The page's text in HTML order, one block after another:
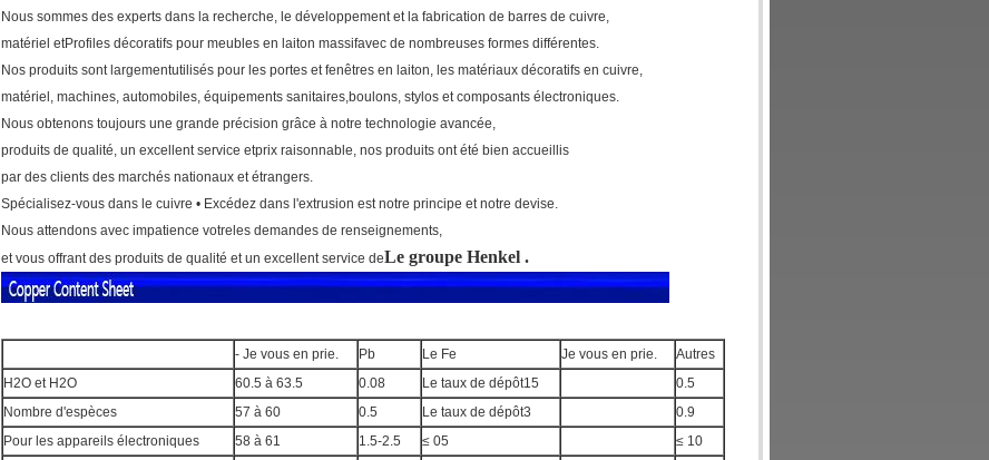
Nous sommes des experts dans la recherche, le développement et la fabrication de barres de cuivre,
matériel etProfiles décoratifs pour meubles en laiton massifavec de nombreuses formes différentes.
Nos produits sont largementutilisés pour les portes et fenêtres en laiton, les matériaux décoratifs en cuivre,
matériel, machines, automobiles, équipements sanitaires,boulons, stylos et composants électroniques.
Nous obtenons toujours une grande précision grâce à notre technologie avancée,
produits de qualité, un excellent service etprix raisonnable, nos produits ont été bien accueillis
par des clients des marchés nationaux et étrangers.
Spécialisez-vous dans le cuivre • Excédez dans l'extrusion est notre principe et notre devise.
Nous attendons avec impatience votre les demandes de renseignements,
et vous offrant des produits de qualité et un excellent service deLe groupe Henkel .
- Je vous en prie. Pb Le Fe Je vous en prie.
Autres
H2O et H2O
60.5 à 63.5 0.08 Le taux de dépôt15
0.5
Nombre d'espèces
57 à 60 0.5 Le taux de dépôt3
0.9
Pour les appareils électroniques
58 à 61 1.5-2.5 ≤ 05
≤ 10